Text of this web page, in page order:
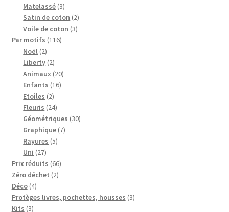
Qui suis je ?
CGV
Livraison
Mentions légales
Matelassé 33
produits
Satin de coton 22
produits
Voile de coton 33
Par motifs 116116
Noël 22
produits
Liberty 22
produits
Animaux 2020
Enfants 1616
Etoiles 22
produits
Fleuris 2424
produits
Géométriques 3030
Graphique 77
Rayures 55
Uni 2727
produits
Prix réduits 6666
Zéro déchet 22
Déco 44
produits
Protèges livres, pochettes, housses 33
Kits 33